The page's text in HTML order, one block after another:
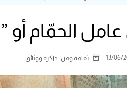
الحمّام أو
13/06/ ثقافة وفن ذاكرة ووثائق